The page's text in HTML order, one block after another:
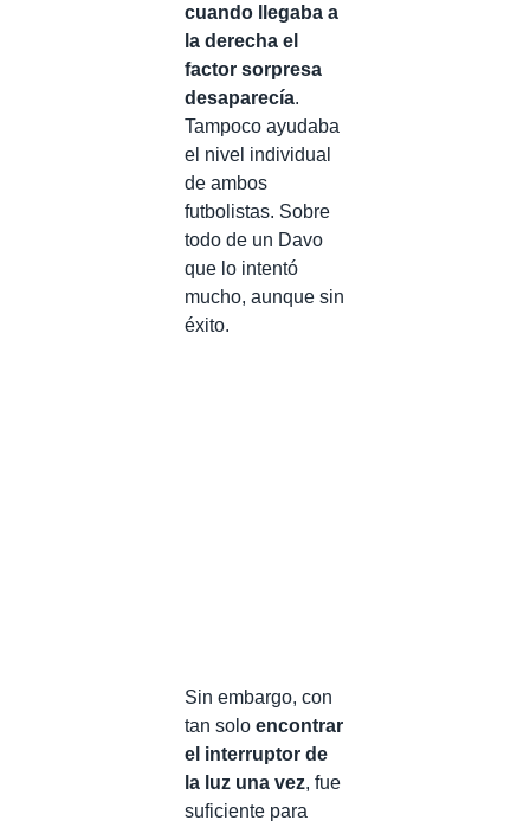
cuando llegaba a
la derecha el
factor sorpresa
desaparecía.
Tampoco ayudaba
el nivel individual
de ambos
futbolistas. Sobre
todo de un Davo
que lo intentó
mucho, aunque sin
éxito.
Sin embargo, con
tan solo encontrar
el interruptor de
la luz una vez, fue
suficiente para